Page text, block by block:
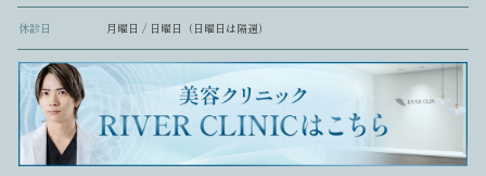
休診日 月曜日 / 日曜日（日曜日は隔週）